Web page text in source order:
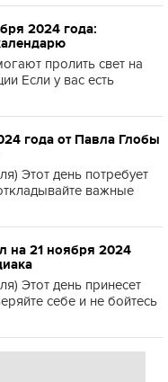
2024 года:
пролить свет на
Если у вас есть
года от Павла Глобы
Этот день потребует
важные
на 21 ноября 2024
Этот день принесет
себе и не бойтесь